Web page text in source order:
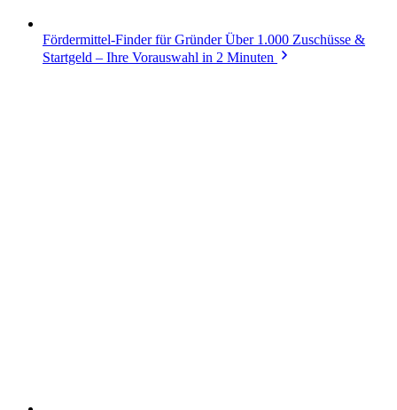
Fördermittel-Finder für Gründer Über 1.000 Zuschüsse &
Startgeld – Ihre Vorauswahl in 2 Minuten